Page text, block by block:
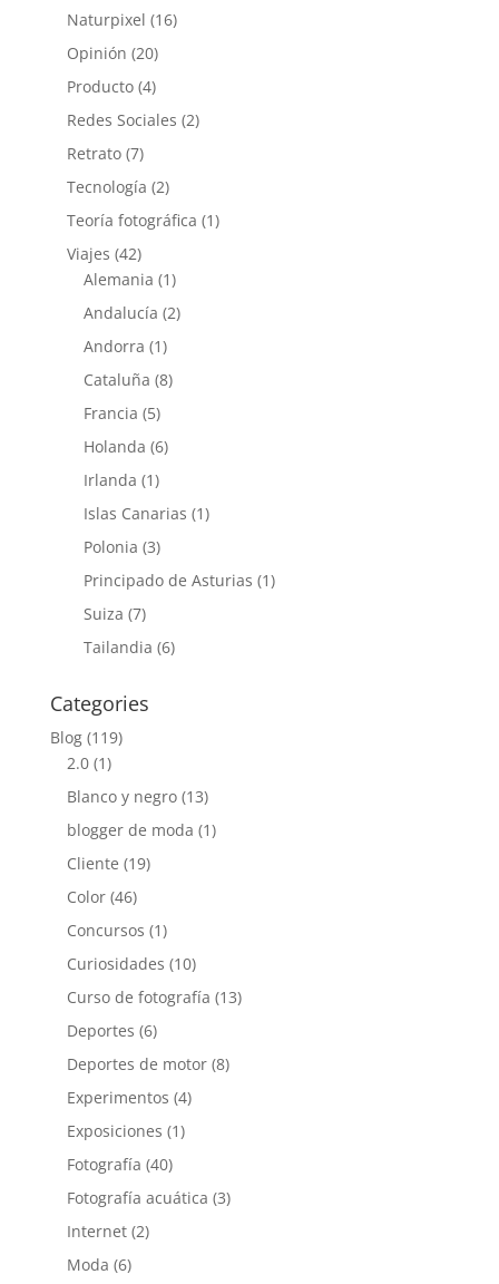
Naturpixel (16)
Opinión (20)
Producto(4)
Redes Sociales (2)
Retrato(7)
Tecnología (2)
Teoría fotográfica (1)
Viajes (42)
Alemania (1)
Andalucía (2)
Andorra (1)
Cataluña (8)
Francia (5)
Holanda (6)
Irlanda (1)
Islas Canarias (1)
Polonia (3)
Principado de Asturias (1)
Suiza (7)
Tailandia (6)
Categories
Blog(119)
2.0(1)
Blanco y negro(13)
blogger de moda (1)
Cliente (19)
Color(46)
Concursos (1)
Curiosidades (10)
Curso de fotografía (13)
Deportes (6)
Deportes de motor(8)
Experimentos (4)
Exposiciones (1)
Fotografía (40)
Fotografía acuática (3)
Internet(2)
Moda (6)